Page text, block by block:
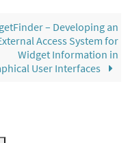
– Developing an
Access System for
Widget Information in
User Interfaces